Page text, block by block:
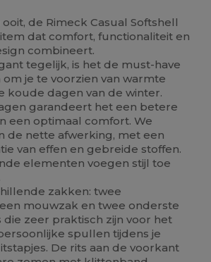
de Rimeck Casual Softshell
dat comfort, functionaliteit en
combineert.
tegelijk, is het de must-have
om je te voorzien van warmte
koude dagen van de winter.
garandeert het een betere
een optimaal comfort. We
de nette afwerking, met een
van effen en gebreide stoffen.
elementen voegen stijl toe
zakken: twee
mouwzak en twee onderste
zeer praktisch zijn voor het
spullen tijdens je
De rits aan de voorkant